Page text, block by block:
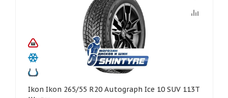
Ikon Ikon 265/55 R20 Autograph Ice 10 SUV 113T